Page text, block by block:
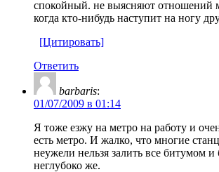
спокойный. не выясняют отношений
когда кто-нибудь наступит на ногу
[Цитировать]
Ответить
barbaris:
01/07/2009 в 01:14
Я тоже езжу на метро на работу и
есть метро. И жалко, что многие
неужели нельзя залить все битумом и
неглубоко же.